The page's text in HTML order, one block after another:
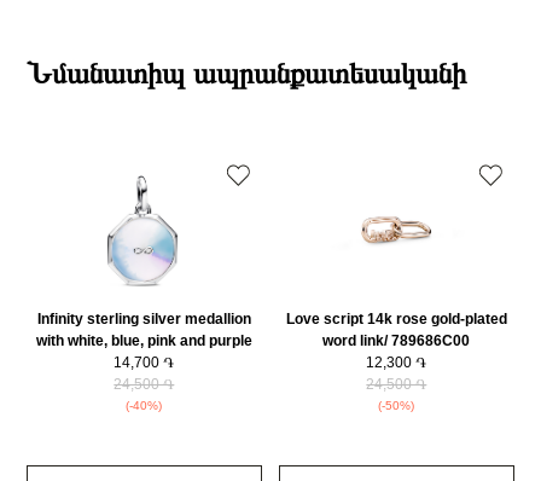
Նյութի գույնը
Արծաթագույն
Կախվող Չարմ
ընթացքում։
Դեպի մարզեր առաքումներն իրականացվում են 3-4 աշխատանքային
Նմանատիպ ապրանքատեսականի
Infinity sterling silver medallion
with white, blue, pink and purple
enamel/ 793367C01
14,700 ֏
24,500 ֏
(-40%)
Love script 14k rose gold-plated
word link/ 789686C00
12,300 ֏
24,500 ֏
(-50%)